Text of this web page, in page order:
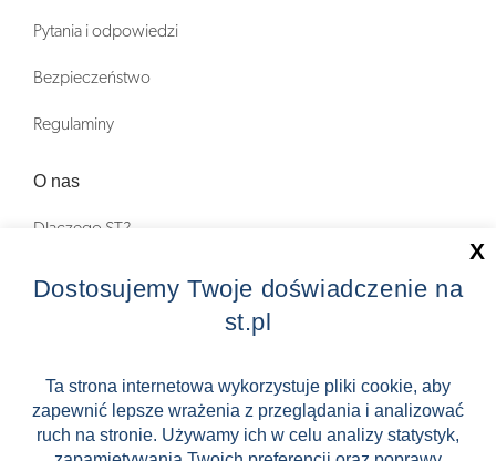
Pytania i odpowiedzi
Bezpieczeństwo
Regulaminy
O nas
Dlaczego ST?
Zniżki
FAQ
ST INCENTIVE
Dostosujemy Twoje doświadczenie na
st.pl
Ta strona internetowa wykorzystuje pliki cookie, aby
zapewnić lepsze wrażenia z przeglądania i analizować
ruch na stronie. Używamy ich w celu analizy statystyk,
X